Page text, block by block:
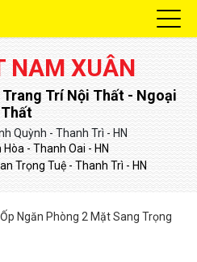
NAM XUÂN
Trí Nội Thất - Ngoại
Thất
Quỳnh - Thanh Trì - HN
Hòa - Thanh Oai - HN
Trọng Tuệ - Thanh Trì - HN
Ngăn Phòng 2 Mặt Sang Trọng